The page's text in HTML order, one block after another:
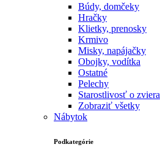
Búdy, domčeky
Hračky
Klietky, prenosky
Krmivo
Misky, napájačky
Obojky, vodítka
Ostatné
Pelechy
Starostlivosť o zviera
Zobraziť všetky
Nábytok
Podkategórie